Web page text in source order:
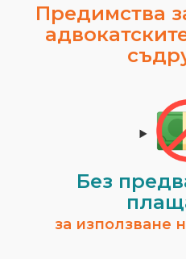
Предимства
Без
за използване